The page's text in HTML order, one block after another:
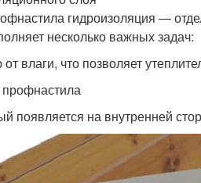
гидроизоляция —
несколько важных задач:
влаги, что позволяет
появляется на внутренней